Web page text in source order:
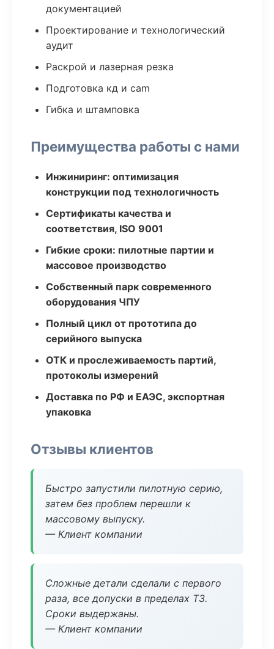
документацией
Проектирование и технологический
аудит
Раскрой и лазерная резка
Подготовка кд и cam
Гибка и штамповка
Преимущества работы с нами
Инжиниринг: оптимизация
конструкции под технологичность
Сертификаты качества и
соответствия, ISO 9001
Гибкие сроки: пилотные партии и
массовое производство
Собственный парк современного
оборудования ЧПУ
Полный цикл от прототипа до
серийного выпуска
ОТК и прослеживаемость партий,
протоколы измерений
Доставка по РФ и ЕАЭС, экспортная
упаковка
Отзывы клиентов
Быстро запустили пилотную серию,
затем без проблем перешли к
массовому выпуску.
— Клиент компании
Сложные детали сделали с первого
раза, все допуски в пределах ТЗ.
Сроки выдержаны.
— Клиент компании